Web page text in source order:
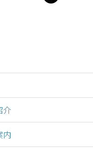
介
内